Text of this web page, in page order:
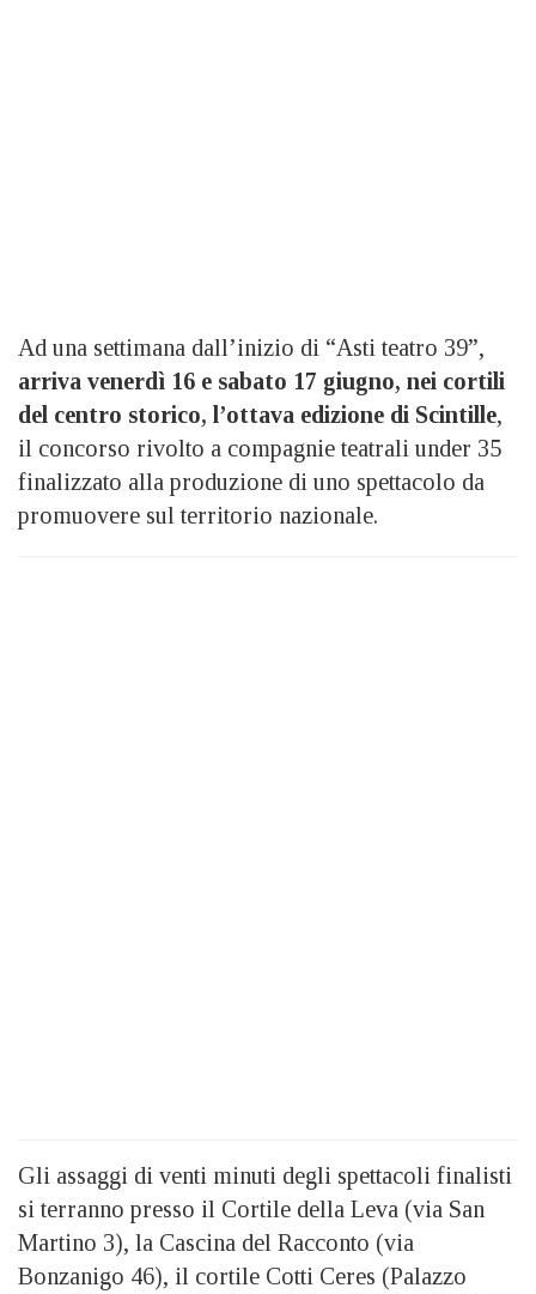
Ad una settimana dall’inizio di “Asti teatro 39”,
arriva venerdì 16 e sabato 17 giugno, nei cortili
del centro storico, l’ottava edizione di Scintille,
il concorso rivolto a compagnie teatrali under 35
finalizzato alla produzione di uno spettacolo da
promuovere sul territorio nazionale.
Gli assaggi di venti minuti degli spettacoli finalisti
si terranno presso il Cortile della Leva (via San
Martino 3), la Cascina del Racconto (via
Bonzanigo 46), il cortile Cotti Ceres (Palazzo